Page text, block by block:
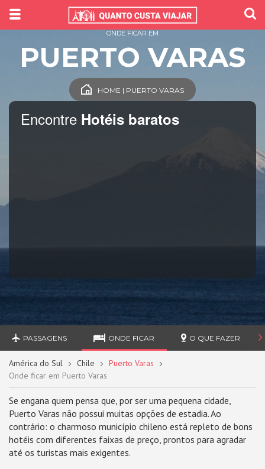
Encontre Hotéis baratos
ONDE FICAR EM
PUERTO VARAS
HOME | PUERTO VARAS
PASSAGENS ONDE FICAR O QUE FAZER
América do Sul Chile
Puerto Varas
Onde ficar em Puerto Varas
Se engana quem pensa que, por ser uma pequena cidade,
Puerto Varas não possui muitas opções de estadia. Ao
contrário: o charmoso município chileno está repleto de bons
hotéis com diferentes faixas de preço, prontos para agradar
até os turistas mais exigentes.